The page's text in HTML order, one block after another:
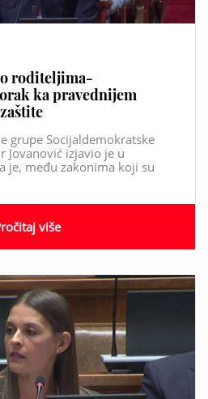
roditeljima-
ka pravednijem
grupe Socijaldemokratske
Jovanović izjavio je u
je, među zakonima koji su
više